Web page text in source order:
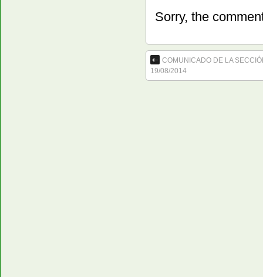
Sorry, the
COMUNICADO DE LA
19/08/2014